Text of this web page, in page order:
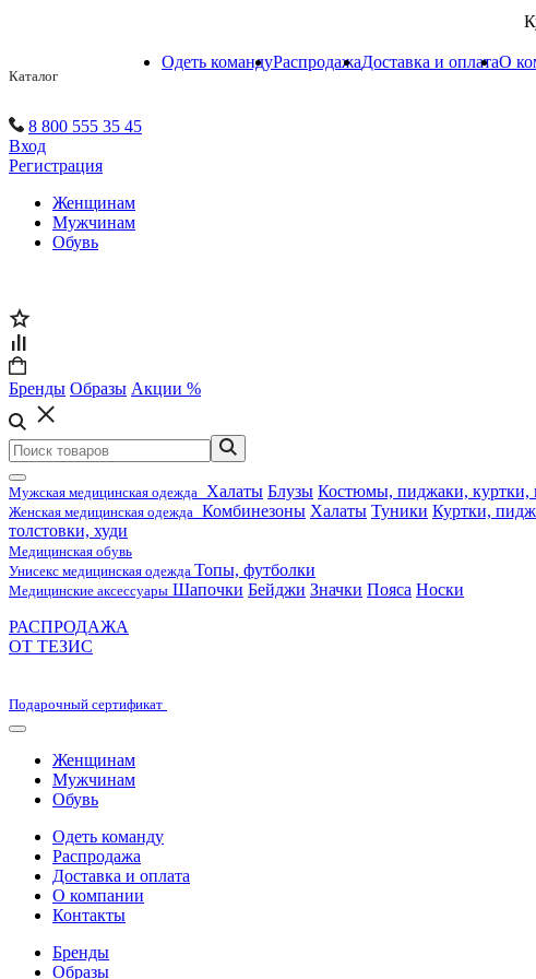
Каталог
Одеть командуРаспродажаДоставка и оплатаО
8 800 555 35 45
Вход
Регистрация
Женщинам
Мужчинам
Обувь
Бренды Образы Акции %
Мужская медицинская одежда Халаты Блузы Костюмы, пиджаки, куртки,
Женская медицинская одежда Комбинезоны Халаты Туники Куртки,
толстовки, худи
Медицинская обувь
Унисекс медицинская одежда Топы, футболки
Медицинские аксессуары Шапочки Бейджи Значки Пояса Носки
РАСПРОДАЖА
ОТ ТЕЗИС
Подарочный сертификат
Женщинам
Мужчинам
Обувь
Одеть команду
Распродажа
Доставка и оплата
О компании
Контакты
Бренды
Образы